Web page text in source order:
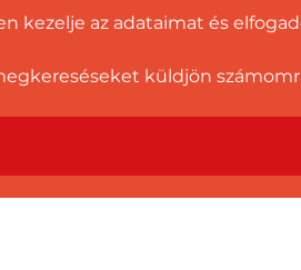
kezelje az adataimat és
küldjön